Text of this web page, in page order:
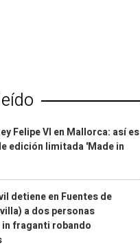
Felipe VI en Mallorca: así es
edición limitada 'Made in
detiene en Fuentes de
a dos personas
fraganti robando